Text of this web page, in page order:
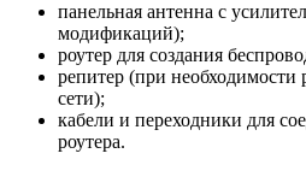
панельная антенна с
модификаций);
роутер для создания
репитер (при
сети);
кабели и переходники для
роутера.